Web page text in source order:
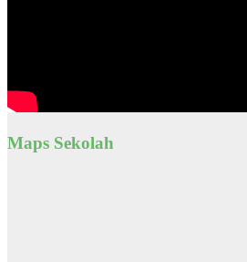
Maps Sekolah